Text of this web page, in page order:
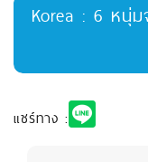
Korea : 6 หนุ่
แชร์ทาง :